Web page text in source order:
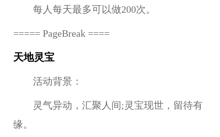
每人每天最多可以做200次。
===== PageBreak ====
天地灵宝
活动背景：
灵气异动，汇聚人间;灵宝现世，留待有
缘。